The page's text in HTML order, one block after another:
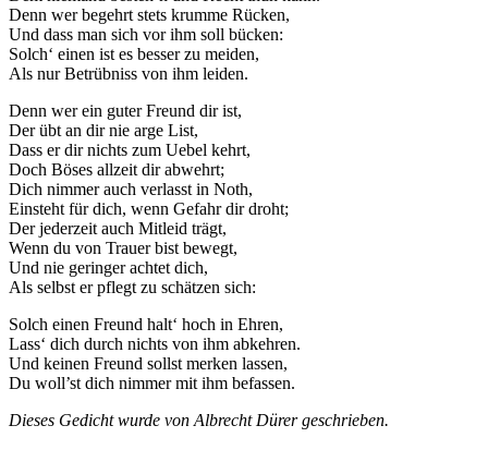
Denn wer begehrt stets krumme Rücken,
Und dass man sich vor ihm soll bücken:
Solch‘ einen ist es besser zu meiden,
Als nur Betrübniss von ihm leiden.
Denn wer ein guter Freund dir ist,
Der übt an dir nie arge List,
Dass er dir nichts zum Uebel kehrt,
Doch Böses allzeit dir abwehrt;
Dich nimmer auch verlasst in Noth,
Einsteht für dich, wenn Gefahr dir droht;
Der jederzeit auch Mitleid trägt,
Wenn du von Trauer bist bewegt,
Und nie geringer achtet dich,
Als selbst er pflegt zu schätzen sich:
Solch einen Freund halt‘ hoch in Ehren,
Lass‘ dich durch nichts von ihm abkehren.
Und keinen Freund sollst merken lassen,
Du woll’st dich nimmer mit ihm befassen.
Dieses Gedicht wurde von Albrecht Dürer geschrieben.